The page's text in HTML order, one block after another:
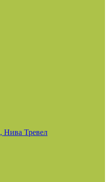
Нива Тревел